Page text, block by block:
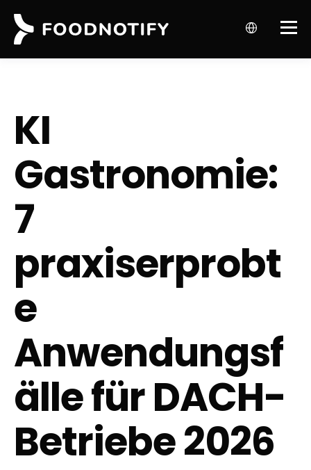
KI
Gastronomie:
7
praxiserprobt
e
Anwendungsf
älle für DACH-
Betriebe 2026